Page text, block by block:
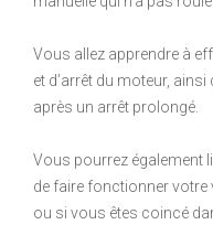
Vous allez apprendre à
et d’arrêt du moteur,
après un arrêt prolongé.
Vous pourrez également
de faire fonctionner votre
ou si vous êtes coincé